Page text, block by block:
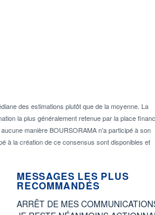
des estimations plutôt que de la moyenne. La
la plus généralement retenue par la place
manière BOURSORAMA n'a participé à son
à la création de ce consensus sont disponibles et
MESSAGES LES PLUS
RECOMMANDÉS
ARRÊT DE MES